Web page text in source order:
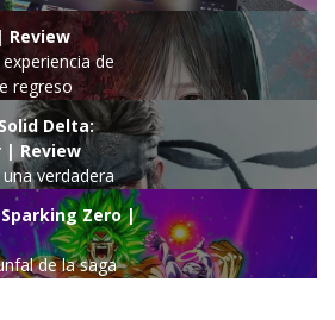
Review
de
regreso
Delta:
| Review
verdadera
Zero |
de la saga